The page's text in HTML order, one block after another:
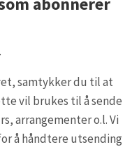
samtykker du til at
vil brukes til å sende
arrangementer o.l. Vi
å håndtere utsending